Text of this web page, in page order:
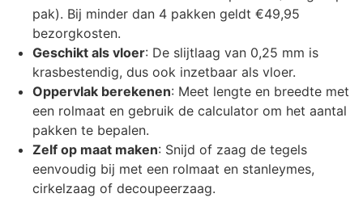
pak). Bij minder dan 4 pakken geldt €49,95
bezorgkosten.
Geschikt als vloer: De slijtlaag van 0,25 mm is
krasbestendig, dus ook inzetbaar als vloer.
Oppervlak berekenen: Meet lengte en breedte met
een rolmaat en gebruik de calculator om het aantal
pakken te bepalen.
Zelf op maat maken: Snijd of zaag de tegels
eenvoudig bij met een rolmaat en stanleymes,
cirkelzaag of decoupeerzaag.